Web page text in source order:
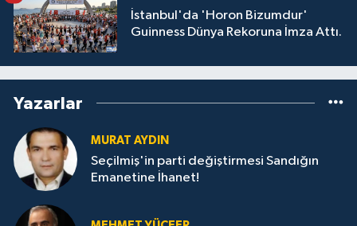
İstanbul'da 'Horon Bizumdur'
Guinness Dünya Rekoruna İmza Attı.
Yazarlar
MURAT AYDIN
Seçilmiş'in parti değiştirmesi Sandığın
Emanetine İhanet!